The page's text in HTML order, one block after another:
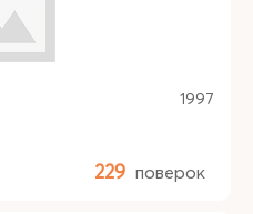
1997
229 поверок